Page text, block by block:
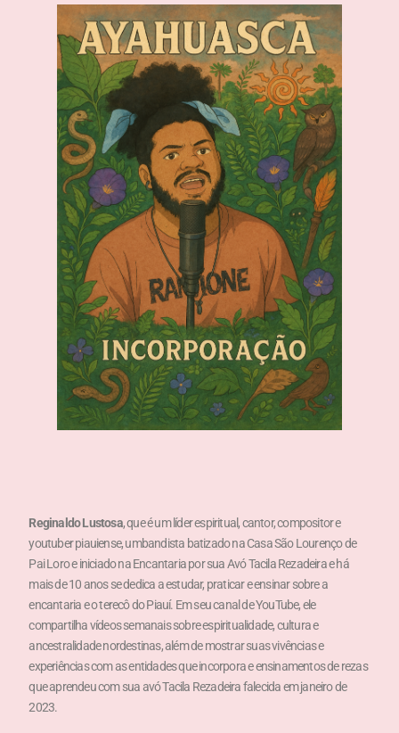
Reginaldo Lustosa, que é um líder espiritual, cantor, compositor e
youtuber piauiense, umbandista batizado na Casa São Lourenço de
Pai Loro e iniciado na Encantaria por sua Avó Tacila Rezadeira e há
mais de 10 anos se dedica a estudar, praticar e ensinar sobre a
encantaria e o terecô do Piauí. Em seu canal de YouTube, ele
compartilha vídeos semanais sobre espiritualidade, cultura e
ancestralidade nordestinas, além de mostrar suas vivências e
experiências com as entidades que incorpora e ensinamentos de rezas
que aprendeu com sua avó Tacila Rezadeira falecida em janeiro de
2023.